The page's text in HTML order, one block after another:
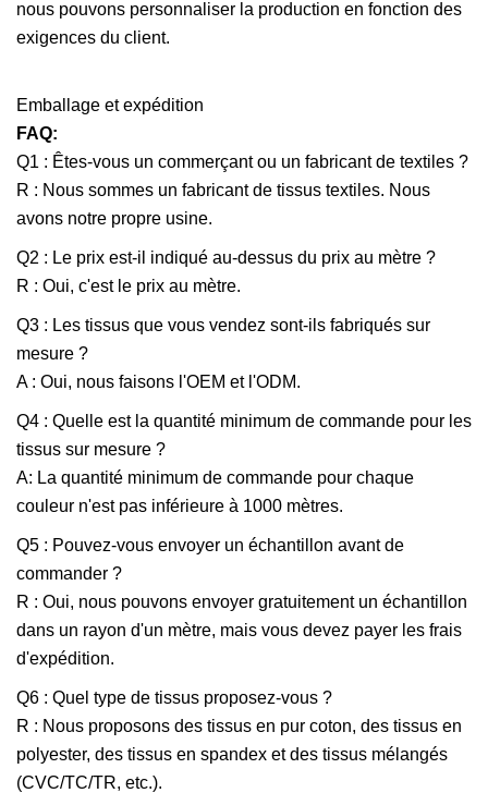
nous pouvons personnaliser la production en fonction des
exigences du client.
Emballage et expédition
FAQ:
Q1 : Êtes-vous un commerçant ou un fabricant de textiles ?
R : Nous sommes un fabricant de tissus textiles. Nous
avons notre propre usine.
Q2 : Le prix est-il indiqué au-dessus du prix au mètre ?
R : Oui, c'est le prix au mètre.
Q3 : Les tissus que vous vendez sont-ils fabriqués sur
mesure ?
A : Oui, nous faisons l'OEM et l'ODM.
Q4 : Quelle est la quantité minimum de commande pour les
tissus sur mesure ?
A: La quantité minimum de commande pour chaque
couleur n'est pas inférieure à 1000 mètres.
Q5 : Pouvez-vous envoyer un échantillon avant de
commander ?
R : Oui, nous pouvons envoyer gratuitement un échantillon
dans un rayon d'un mètre, mais vous devez payer les frais
d'expédition.
Q6 : Quel type de tissus proposez-vous ?
R : Nous proposons des tissus en pur coton, des tissus en
polyester, des tissus en spandex et des tissus mélangés
(CVC/TC/TR, etc.).